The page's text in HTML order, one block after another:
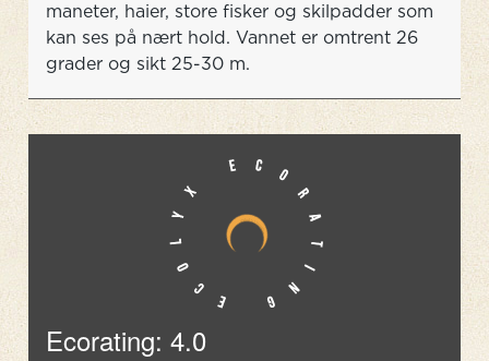
maneter, haier, store fisker og skilpadder som
kan ses på nært hold. Vannet er omtrent 26
grader og sikt 25-30 m.
Ecorating: 4.0